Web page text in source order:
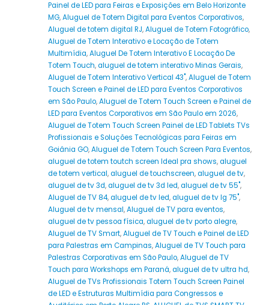
Painel de LED para Feiras e Exposições em Belo Horizonte
MG,Aluguel de Totem Digital para Eventos Corporativos,
Aluguel de totem digital RJ,Aluguel de Totem Fotográfico,
Aluguel de Totem Interativo e Locação de Totem
Multimídia,Aluguel De Totem Interativo E Locação De
Totem Touch,aluguel de totem interativo Minas Gerais,
Aluguel de Totem Interativo Vertical 43",Aluguel de Totem
Touch Screen e Painel de LED para Eventos Corporativos
em São Paulo,Aluguel de Totem Touch Screen e Painel de
LED para Eventos Corporativos em São Paulo em 2026,
Aluguel de Totem Touch Screen Painel de LED Tablets TVs
Profissionais e Soluções Tecnológicas para Feiras em
Goiânia GO,Aluguel de Totem Touch Screen Para Eventos,
aluguel de totem toutch screen Ideal pra shows,aluguel
de totem vertical,aluguel de touchscreen,aluguel de tv,
aluguel de tv 3d,aluguel de tv 3d led,aluguel de tv 55",
Aluguel de TV 84,aluguel de tv led,aluguel de tv lg 75",
Aluguel de tv mensal,Aluguel de TV para eventos,
aluguel de tv pessoa física,aluguel de tv porto alegre,
Aluguel de TV Smart,Aluguel de TV Touch e Painel de LED
para Palestras em Campinas,Aluguel de TV Touch para
Palestras Corporativas em São Paulo,Aluguel de TV
Touch para Workshops em Paraná,aluguel de tv ultra hd,
Aluguel de TVs Profissionais Totem Touch Screen Painel
de LED e Estruturas Multimídia para Congressos e